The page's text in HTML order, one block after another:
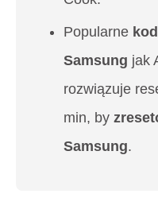
Popularne
Samsung jak
rozwiązuje
min, by
Samsung.